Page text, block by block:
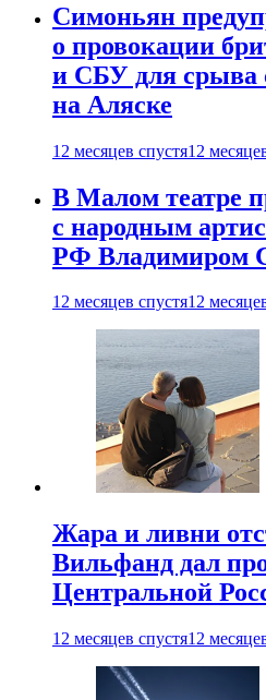
Симоньян
о провокации
и СБУ для срыва
на Аляске
12 месяцев спустя12
В Малом театре
с народным
РФ Владимиром
12 месяцев спустя12
Жара и ливни
Вильфанд дал
Центральной
12 месяцев спустя12